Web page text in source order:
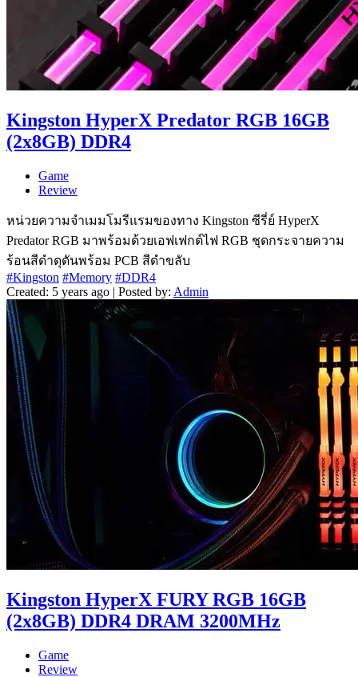
Kingston HyperX Predator RGB 16GB
(2x8GB) DDR4
Game
Review
หน่วยความจำเมมโมรีแรมของทาง Kingston ซีรี่ย์ HyperX
Predator RGB มาพร้อมด้วยเอฟเฟกต์ไฟ RGB ชุดกระจายความ
ร้อนสีดำดุดันพร้อม PCB สีดำขลับ
#Kingston #Memory #DDR4
Created: 5 years ago | Posted by: Admin
Kingston HyperX FURY RGB 16GB
(2x8GB) DDR4 DRAM 3200MHz
Game
Review